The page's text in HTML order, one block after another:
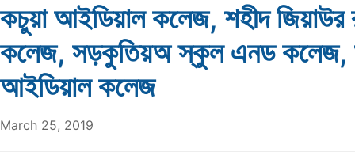
কচুয়া আইডিয়াল কলেজ, শহীদ জিয়াউর
কলেজ, সড়কুতিয়অ স্কুল এনড কলেজ,
আইডিয়াল কলেজ
March 25, 2019